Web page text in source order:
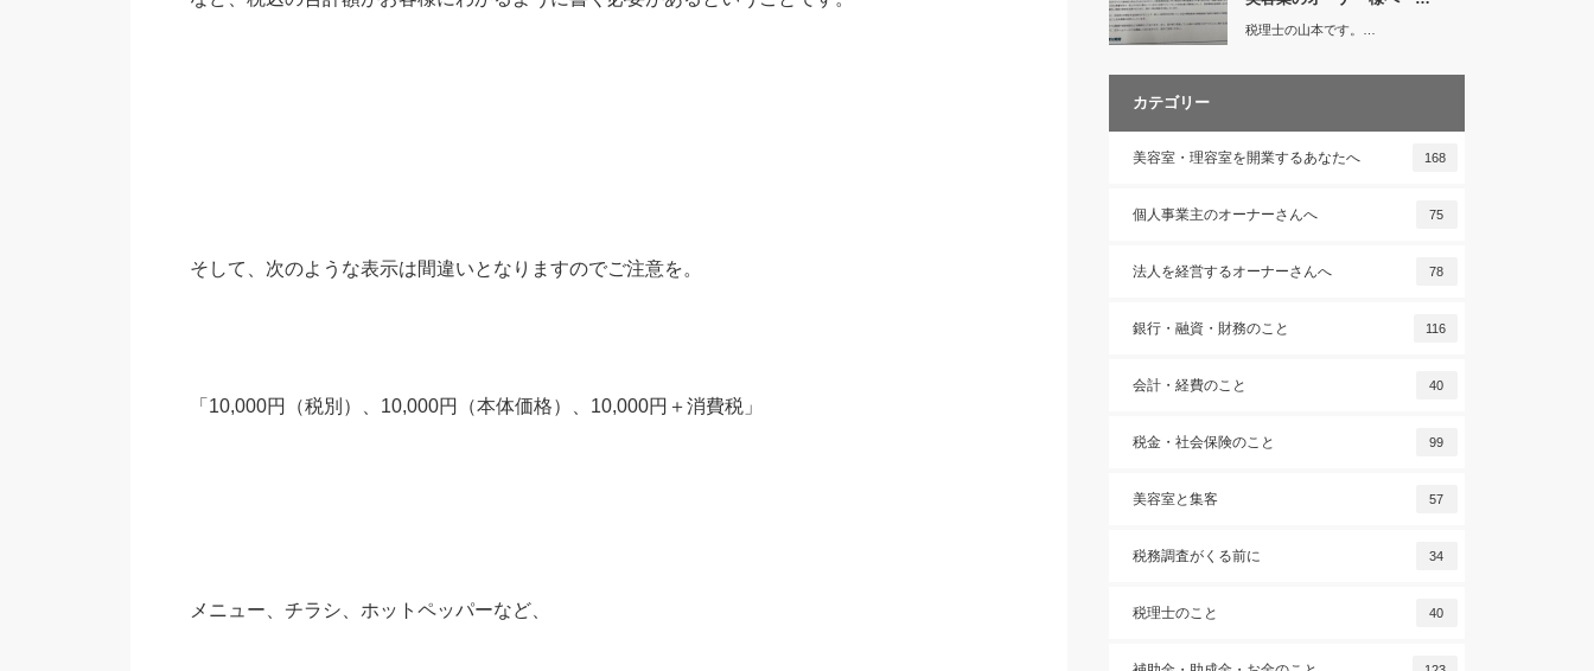
そして、次のような表示は間違いとなりますのでご注意を。
「10,000円（税別）、10,000円（本体価格）、10,000円＋消費税」
メニュー、チラシ、ホットペッパーなど、
税理士の山本です。…
カテゴリー
美容室・理容室を開業するあなたへ 168
個人事業主のオーナーさんへ 75
法人を経営するオーナーさんへ 78
銀行・融資・財務のこと 116
会計・経費のこと 40
税金・社会保険のこと 99
美容室と集客 57
税務調査がくる前に 34
税理士のこと 40